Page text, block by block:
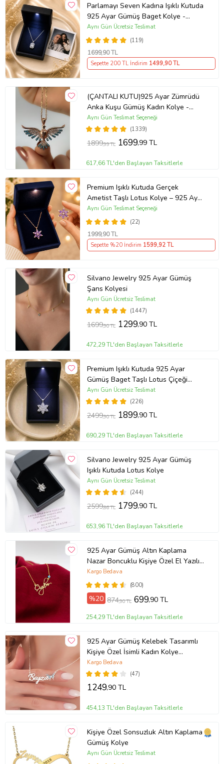
Parlamayı Seven Kadına Işıklı Kutuda
925 Ayar Gümüş Baget Kolye -
Kişiye Özel Fotoğraf Hediye
(119)
Aynı Gün Ücretsiz Teslimat
1699,90 TL
Sepette 200 TL İndirim 1499,90 TL
(ÇANTALI KUTU)925 Ayar Zümrüdü
Anka Kuşu Gümüş Kadın Kolye -
MAVİ
(1339)
Aynı Gün Teslimat Seçeneği
1899,99 TL 1699,99 TL
617,66 TL'den Başlayan Taksitlerle
Premium Işıklı Kutuda Gerçek
Ametist Taşlı Lotus Kolye – 925 Ayar
Gümüş Kadın Kolye
(22)
Aynı Gün Teslimat Seçeneği
1999,90 TL
Sepette %20 İndirim 1599,92 TL
Silvano Jewelry 925 Ayar Gümüş
Şans Kolyesi
(1447)
Aynı Gün Ücretsiz Teslimat
1699,90 TL 1299,90 TL
472,29 TL'den Başlayan Taksitlerle
Premium Işıklı Kutuda 925 Ayar
Gümüş Baget Taşlı Lotus Çiçeği
Kolye
(226)
Aynı Gün Ücretsiz Teslimat
2499,90 TL 1899,90 TL
690,29 TL'den Başlayan Taksitlerle
Silvano Jewelry 925 Ayar Gümüş
Işıklı Kutuda Lotus Kolye
(244)
Aynı Gün Ücretsiz Teslimat
2599,86 TL 1799,90 TL
653,96 TL'den Başlayan Taksitlerle
925 Ayar Gümüş Altın Kaplama
Nazar Boncuklu Kişiye Özel El Yazılı
Kolye (Sarı)
(800)
Kargo Bedava
%20 874,90 TL 699,90 TL
254,29 TL'den Başlayan Taksitlerle
925 Ayar Gümüş Kelebek Tasarımlı
Kişiye Özel İsimli Kadın Kolye
Anneye Hediye,Sevgiliye
Hediye,Arkadaşa Hediye,Doğum
Günü Hediyesi,Eşe Hediye
(47)
Kargo Bedava
1249,90 TL
454,13 TL'den Başlayan Taksitlerle
Kişiye Özel Sonsuzluk Altın Kaplama
Gümüş Kolye
Aynı Gün Ücretsiz Teslimat